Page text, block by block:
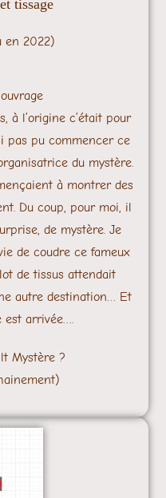
tissage
en 2022)
à l’origine c’était pour
pas pu commencer ce
du mystère.
à montrer des
Du coup, pour moi, il
de mystère. Je
de coudre ce fameux
de tissus attendait
autre destination… Et
est arrivée….
Mystère ?